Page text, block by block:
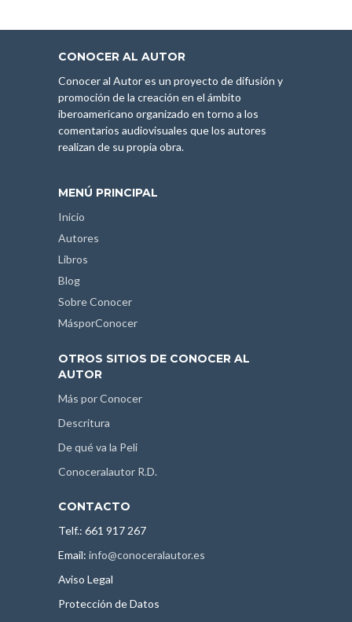
CONOCER AL AUTOR
Conocer al Autor es un proyecto de difusión y
promoción de la creación en el ámbito
iberoamericano organizado en torno a los
comentarios audiovisuales que los autores
realizan de su propia obra.
MENÚ PRINCIPAL
Inicio
Autores
Libros
Blog
Sobre Conocer
MásporConocer
OTROS SITIOS DE CONOCER AL
AUTOR
Más por Conocer
Descritura
De qué va la Peli
Conoceralautor R.D.
CONTACTO
Telf.: 661 917 267
Email: info@conoceralautor.es
Aviso Legal
Protección de Datos